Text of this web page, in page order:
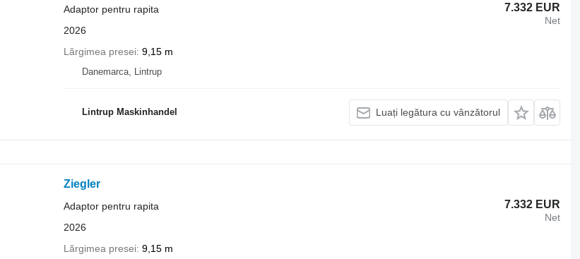
7.332 EUR
Net
Adaptor pentru rapita
2026
Lărgimea presei 9,15 m
Danemarca, Lintrup
Lintrup Maskinhandel Luați legătura cu vânzătorul
Ziegler
7.332 EUR
Net
Adaptor pentru rapita
2026
Lărgimea presei 9,15 m